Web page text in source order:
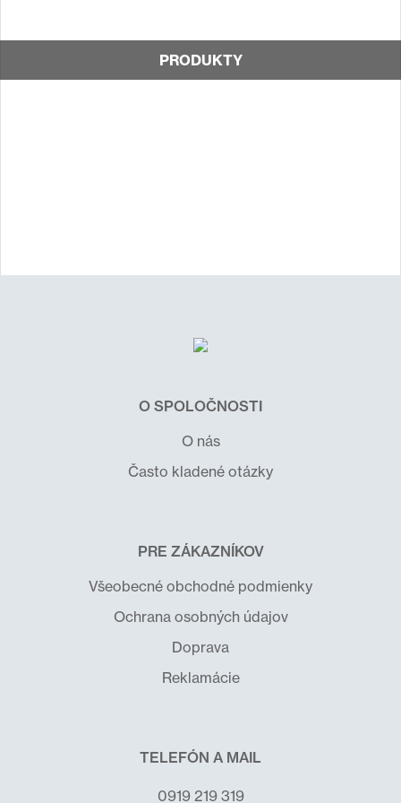
PRODUKTY
O SPOLOČNOSTI
O nás
Často kladené otázky
PRE ZÁKAZNÍKOV
Všeobecné obchodné podmienky
Ochrana osobných údajov
Doprava
Reklamácie
TELEFÓN A MAIL
0919 219 319